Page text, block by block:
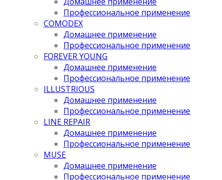
Профессиональное применение
COMODEX
Домашнее применение
Профессиональное применение
FOREVER YOUNG
Домашнее применение
Профессиональное применение
ILLUSTRIOUS
Домашнее применение
Профессиональное применение
LINE REPAIR
Домашнее применение
Профессиональное применение
MUSE
Домашнее применение
Профессиональное применение